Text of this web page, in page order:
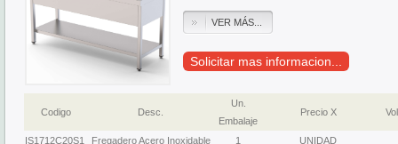
VER MÁS...
Solicitar mas informacion...
Codigo Desc.
Un.
Embalaje
Precio X
IS1712C20S1 Fregadero Acero Inoxidable 1 UNIDAD